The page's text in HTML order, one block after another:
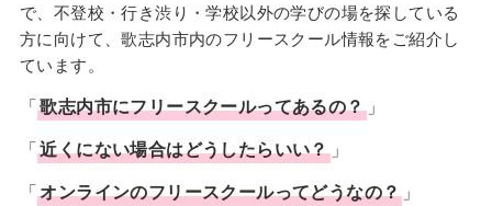
で、不登校・行き渋り・学校以外の学びの場を探している
方に向けて、歌志内市内のフリースクール情報をご紹介し
ています。
「歌志内市にフリースクールってあるの？」
「近くにない場合はどうしたらいい？」
「オンラインのフリースクールってどうなの？ 」